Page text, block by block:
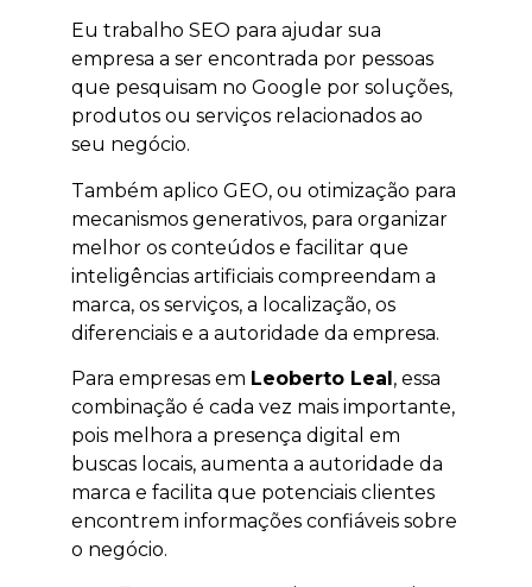
Eu trabalho SEO para ajudar sua
empresa a ser encontrada por pessoas
que pesquisam no Google por soluções,
produtos ou serviços relacionados ao
seu negócio.
Também aplico GEO, ou otimização para
mecanismos generativos, para organizar
melhor os conteúdos e facilitar que
inteligências artificiais compreendam a
marca, os serviços, a localização, os
diferenciais e a autoridade da empresa.
Para empresas em Leoberto Leal, essa
combinação é cada vez mais importante,
pois melhora a presença digital em
buscas locais, aumenta a autoridade da
marca e facilita que potenciais clientes
encontrem informações confiáveis sobre
o negócio.